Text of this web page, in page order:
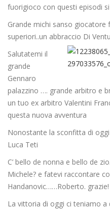
fuorigioco con questi episodi
Grande michi sanso giocatore
superiori..un abbraccio Di
Salutatemi il
grande
Gennaro
palazzino …. grande arbitro e
un tuo ex arbitro Valentini
questa nuova avventura
Nonostante la sconfitta di
Luca Teti
C’ bello de nonna e bello de
Michele? e fatevi raccontare
Handanovic……Roberto. grazie!
La vittoria di oggi ci teniamo a